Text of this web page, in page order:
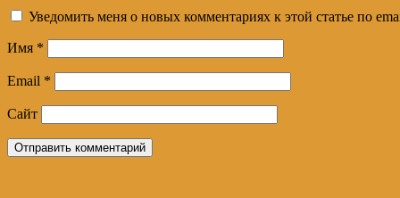
Уведомить меня о новых комментариях к этой статье по
Имя *
Email *
Сайт